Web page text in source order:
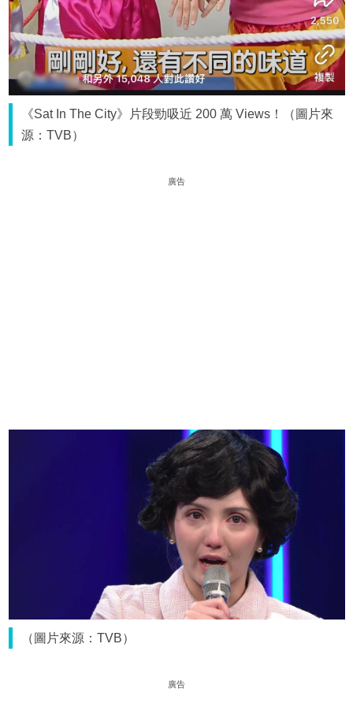
《Sat In The City》片段勁吸近 200 萬 Views！（圖片來
源：TVB）
廣告
（圖片來源：TVB）
廣告